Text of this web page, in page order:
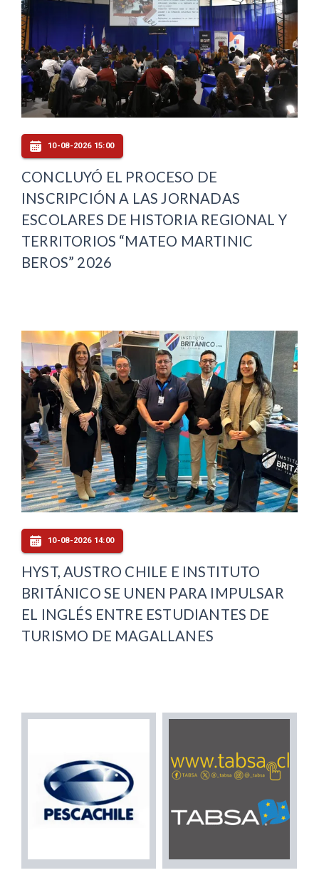
10-08-2026 15:00
CONCLUYÓ EL PROCESO DE
INSCRIPCIÓN A LAS JORNADAS
ESCOLARES DE HISTORIA REGIONAL Y
TERRITORIOS “MATEO MARTINIC
BEROS” 2026
10-08-2026 14:00
HYST, AUSTRO CHILE E INSTITUTO
BRITÁNICO SE UNEN PARA IMPULSAR
EL INGLÉS ENTRE ESTUDIANTES DE
TURISMO DE MAGALLANES